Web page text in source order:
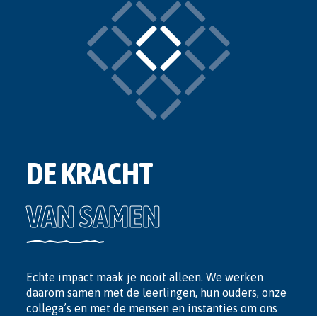
DE KRACHT
VAN SAMEN
Echte impact maak je nooit alleen. We werken
daarom samen met de leerlingen, hun ouders, onze
collega’s en met de mensen en instanties om ons